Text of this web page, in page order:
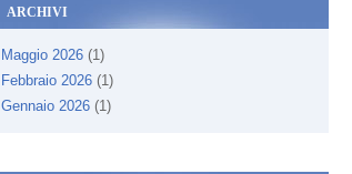
ARCHIVI
Maggio 2026 (1)
Febbraio 2026 (1)
Gennaio 2026 (1)